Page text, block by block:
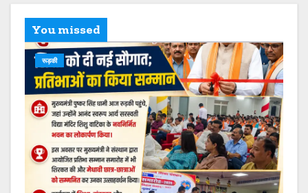
You missed
रूड़की